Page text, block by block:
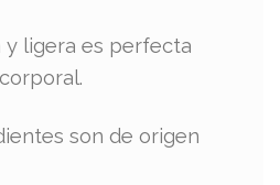
y ligera es perfecta
son de origen